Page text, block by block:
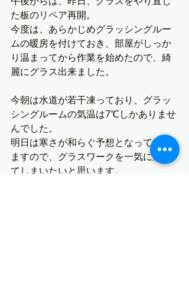
た板のリペア再開。
今度は、あらかじめグラッシングルー
ムの暖房を付けておき、部屋がしっか
り温まってから作業を始めたので、綺
麗にグラス出来ました。
今朝は水道が若干凍っており、グラッ
シングルームの気温は7℃しかありませ
んでした。
明日は寒さが和らぐ予想となっており
ますので、グラスワークを一気に進め
てしまいたいと思います。